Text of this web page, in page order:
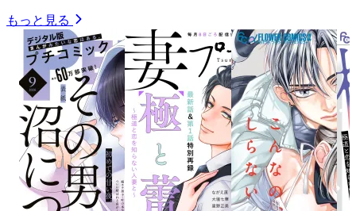
もっと見る